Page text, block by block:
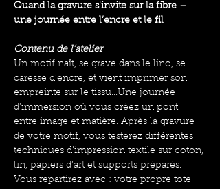
Quand la gravure s'invite sur la fibre –
une journée entre l’encre et le fil
Contenu de l’atelier
Un motif naît, se grave dans le lino, se
caresse d’encre, et vient imprimer son
empreinte sur le tissu...Une journée
d’immersion où vous créez un pont
entre image et matière. Après la gravure
de votre motif, vous testerez différentes
techniques d’impression textile sur coton,
lin, papiers d’art et supports préparés.
Vous repartirez avec : votre propre tote